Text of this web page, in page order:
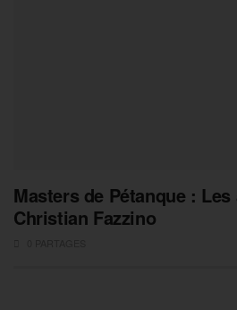
Masters de Pétanque : Les
Christian Fazzino